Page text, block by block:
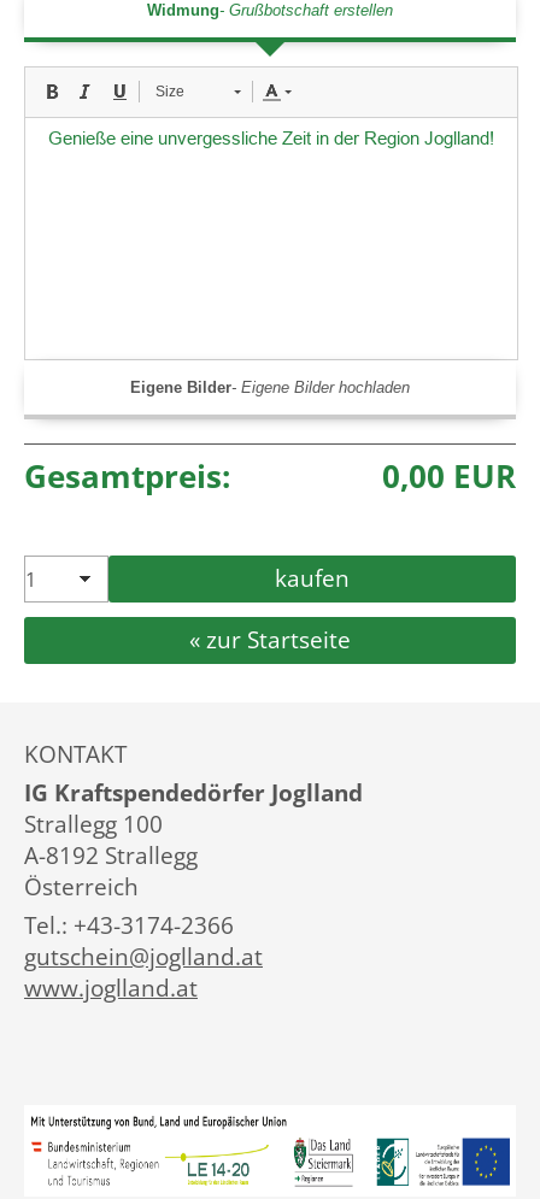
Widmung Grußbotschaft erstellen
Size
Eigene Bilder Eigene Bilder hochladen
Gesamtpreis: 0,00 EUR
zur Startseite
KONTAKT
IG Kraftspendedörfer Joglland
Strallegg 100
A-8192 Strallegg
Österreich
Tel.: +43-3174-2366
gutschein@joglland.at
www.joglland.at